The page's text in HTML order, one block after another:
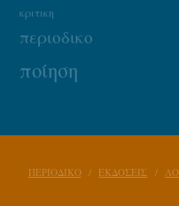
κριτικη
περιοδικο
ποίηση
ΠΕΡΙΟΔΙΚΟ ΕΚΔΟΣΕΙΣ